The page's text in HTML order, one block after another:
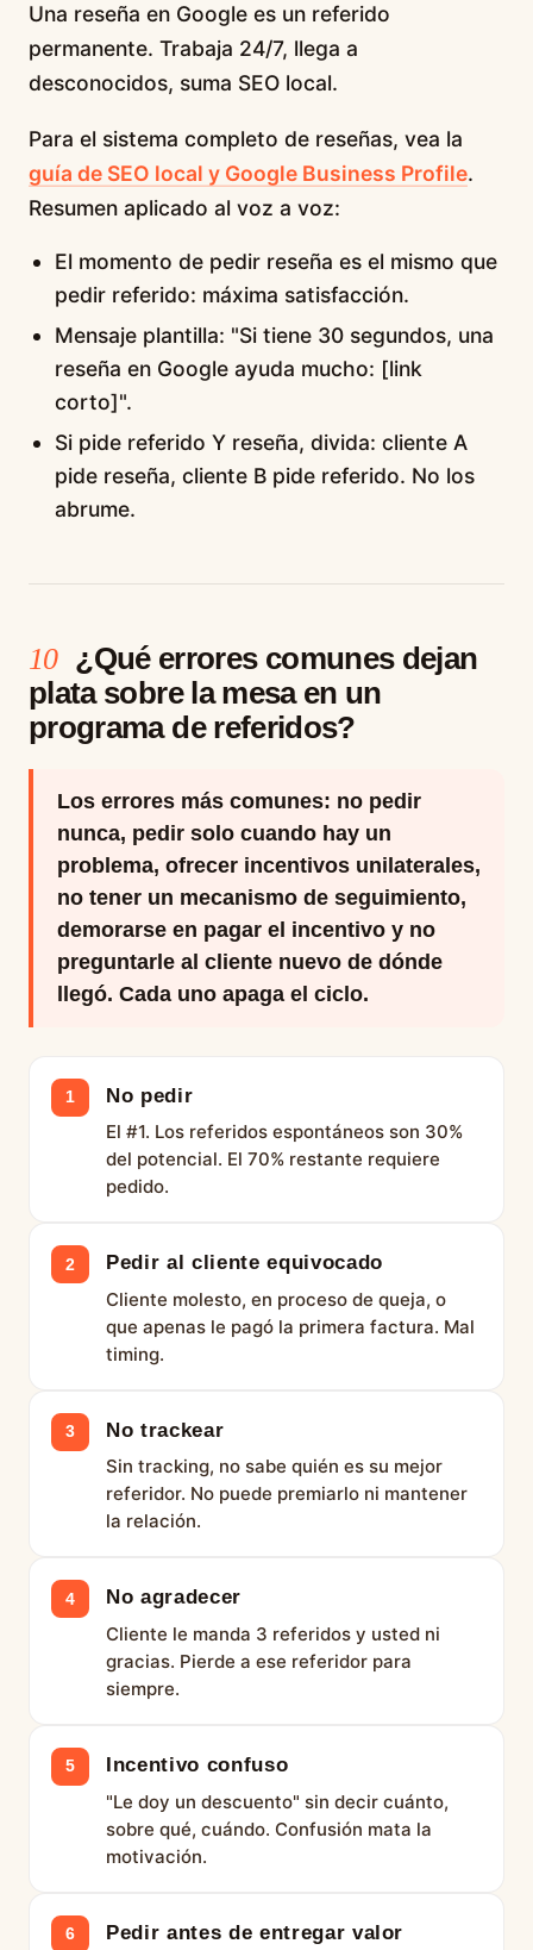
Una reseña en Google es un referido
permanente. Trabaja 24/7, llega a
desconocidos, suma SEO local.
Para el sistema completo de reseñas, vea la
guía de SEO local y Google Business Profile.
Resumen aplicado al voz a voz:
El momento de pedir reseña es el mismo que
pedir referido: máxima satisfacción.
Mensaje plantilla: "Si tiene 30 segundos, una
reseña en Google ayuda mucho: [link
corto]".
Si pide referido Y reseña, divida: cliente A
pide reseña, cliente B pide referido. No los
abrume.
10 ¿Qué errores comunes dejan
plata sobre la mesa en un
programa de referidos?
Los errores más comunes: no pedir
nunca, pedir solo cuando hay un
problema, ofrecer incentivos unilaterales,
no tener un mecanismo de seguimiento,
demorarse en pagar el incentivo y no
preguntarle al cliente nuevo de dónde
llegó. Cada uno apaga el ciclo.
1 No pedir
El #1. Los referidos espontáneos son 30%
del potencial. El 70% restante requiere
pedido.
2 Pedir al cliente equivocado
Cliente molesto, en proceso de queja, o
que apenas le pagó la primera factura. Mal
timing.
3 No trackear
Sin tracking, no sabe quién es su mejor
referidor. No puede premiarlo ni mantener
la relación.
4 No agradecer
Cliente le manda 3 referidos y usted ni
gracias. Pierde a ese referidor para
siempre.
5 Incentivo confuso
"Le doy un descuento" sin decir cuánto,
sobre qué, cuándo. Confusión mata la
motivación.
6 Pedir antes de entregar valor